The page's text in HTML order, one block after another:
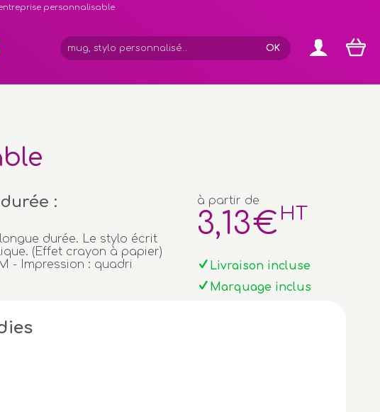
personnalisable
:
durée. Le stylo écrit
(Effet crayon à papier)
- Impression : quadri
à partir de
3,13€ HT
Livraison incluse
Marquage inclus